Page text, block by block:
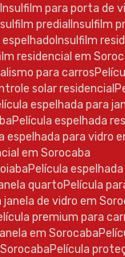
Insulfilm para porta de
predial Insulfilm
Insulfilm
residencial em
para carros
solar residencial
espelhada para
Película espelhada
espelhada para vidro
em Sorocaba
Película
quarto
Película
janela de vidro em
premium para
em Sorocaba
Película